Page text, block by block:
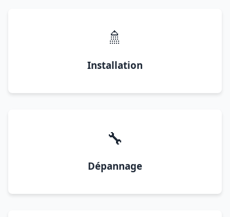
🚿
Installation
🔧
Dépannage